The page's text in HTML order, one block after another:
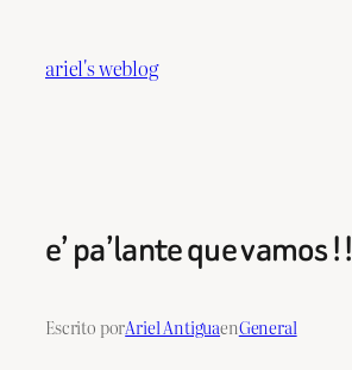
contenido
ariel's weblog
e’ pa’lante que vamos !!
Escrito porAriel AntiguaenGeneral